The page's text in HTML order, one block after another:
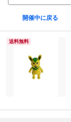
開催中に戻る
送料無料